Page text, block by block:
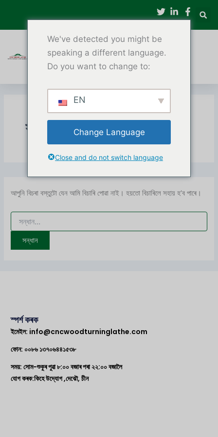
সমাধান
আপুনি বিচৰা বস্তুটো যেন আমি বিচাৰি পোৱা নাই। হয়তো বিচাৰিলে সহায় হ’ব পাৰে।
স্পৰ্শ কৰক
ইমেইল: info@cncwoodturninglathe.com
ফোন: ০০৮৬ ১৩৭০৬৪৪১৫৩৮
সময়: সোম-শুকুৰ পুৱা ৮:০০ বজাৰ পৰা ২২:০০ বজালৈ
যোগ কৰক:কিহে উদ্যোগ ,দেঝৌ, চীন
We've detected you might be
speaking a different language.
Do you want to change to:
EN
Change Language
Close and do not switch language